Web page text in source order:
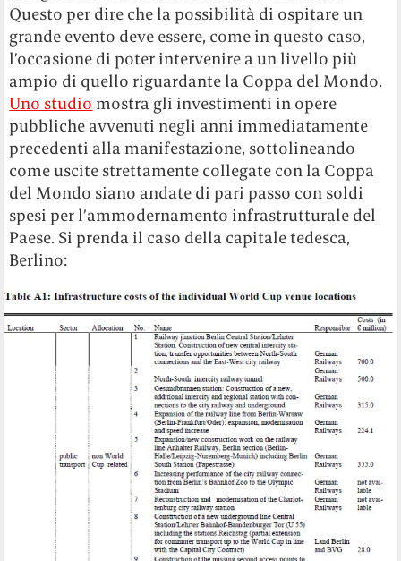
Questo per dire che la possibilità di ospitare un
grande evento deve essere, come in questo caso,
l’occasione di poter intervenire a un livello più
ampio di quello riguardante la Coppa del Mondo.
Uno studio mostra gli investimenti in opere
pubbliche avvenuti negli anni immediatamente
precedenti alla manifestazione, sottolineando
come uscite strettamente collegate con la Coppa
del Mondo siano andate di pari passo con soldi
spesi per l’ammodernamento infrastrutturale del
Paese. Si prenda il caso della capitale tedesca,
Berlino: